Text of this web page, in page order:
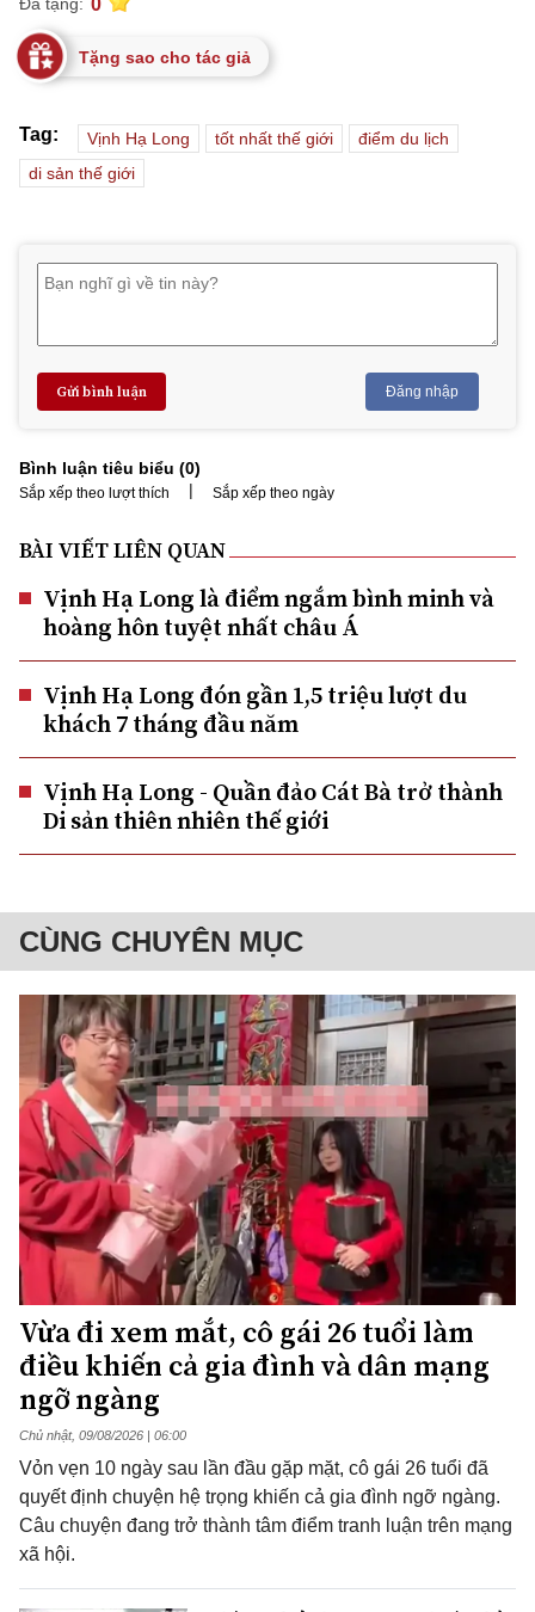
Tặng sao cho tác giả
Tag: Vịnh Hạ Long tốt nhất thế giới
điểm du lịch
di sản thế giới
Gửi bình luận Đăng nhập
Bình luận tiêu biểu (0)
Sắp xếp theo lượt thích | Sắp xếp theo ngày
BÀI VIẾT LIÊN QUAN
Vịnh Hạ Long là điểm ngắm bình minh và
hoàng hôn tuyệt nhất châu Á
Vịnh Hạ Long đón gần 1,5 triệu lượt du
khách 7 tháng đầu năm
Vịnh Hạ Long - Quần đảo Cát Bà trở thành
Di sản thiên nhiên thế giới
CÙNG CHUYÊN MỤC
Vừa đi xem mắt, cô gái 26 tuổi làm
điều khiến cả gia đình và dân mạng
ngỡ ngàng
Chủ nhật, 09/08/2026 | 06:00
Vỏn vẹn 10 ngày sau lần đầu gặp mặt, cô gái 26 tuổi đã
quyết định chuyện hệ trọng khiến cả gia đình ngỡ ngàng.
Câu chuyện đang trở thành tâm điểm tranh luận trên mạng
xã hội.